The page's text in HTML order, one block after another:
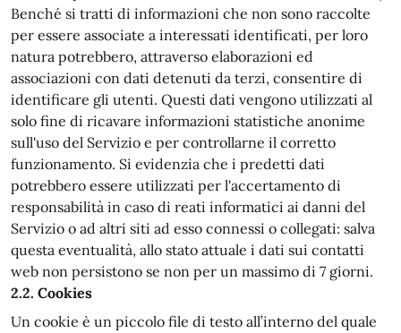
Benché si tratti di informazioni che non sono raccolte
per essere associate a interessati identificati, per loro
natura potrebbero, attraverso elaborazioni ed
associazioni con dati detenuti da terzi, consentire di
identificare gli utenti. Questi dati vengono utilizzati al
solo fine di ricavare informazioni statistiche anonime
sull'uso del Servizio e per controllarne il corretto
funzionamento. Si evidenzia che i predetti dati
potrebbero essere utilizzati per l'accertamento di
responsabilità in caso di reati informatici ai danni del
Servizio o ad altri siti ad esso connessi o collegati: salva
questa eventualità, allo stato attuale i dati sui contatti
web non persistono se non per un massimo di 7 giorni.
2.2. Cookies
Un cookie è un piccolo file di testo all’interno del quale